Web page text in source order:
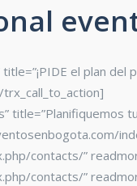
title=”¡PIDE el plan
trx_call_to_action]
title=”Planifiquemos
contacts/”
contacts/”